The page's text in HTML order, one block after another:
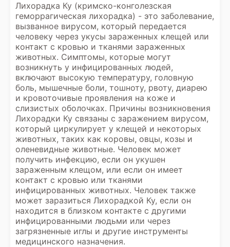
Лихорадка Ку (кримско-конголезская
геморрагическая лихорадка) - это заболевание,
вызванное вирусом, который передается
человеку через укусы зараженных клещей или
контакт с кровью и тканями зараженных
животных. Симптомы, которые могут
возникнуть у инфицированных людей,
включают высокую температуру, головную
боль, мышечные боли, тошноту, рвоту, диарею
и кровоточивые проявления на коже и
слизистых оболочках. Причины возникновения
Лихорадки Ку связаны с заражением вирусом,
который циркулирует у клещей и некоторых
животных, таких как коровы, овцы, козы и
оленевидные животные. Человек может
получить инфекцию, если он укушен
зараженным клещом, или если он имеет
контакт с кровью или тканями
инфицированных животных. Человек также
может заразиться Лихорадкой Ку, если он
находится в близком контакте с другими
инфицированными людьми или через
загрязненные иглы и другие инструменты
медицинского назначения.